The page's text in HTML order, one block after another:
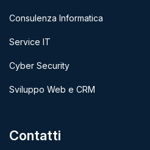
Consulenza Informatica
Service IT
Cyber Security
Sviluppo Web e CRM
Contatti